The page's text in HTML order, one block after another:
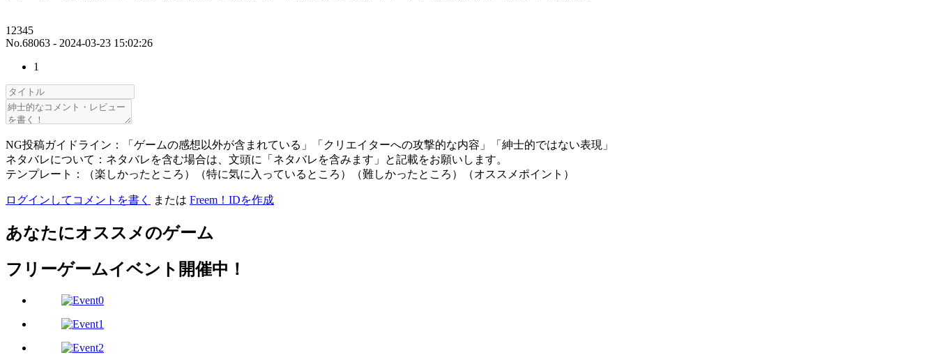
12345
No.68063 - 2024-03-23 15:02:26
1
NG投稿ガイドライン：「ゲームの感想以外が含まれている」「クリエイターへの攻撃的な内容」「紳士的ではない表現」
ネタバレについて：ネタバレを含む場合は、文頭に「ネタバレを含みます」と記載をお願いします。
テンプレート：（楽しかったところ）（特に気に入っているところ）（難しかったところ）（オススメポイント）
ログインしてコメントを書く または Freem！IDを作成
あなたにオススメのゲーム
フリーゲームイベント開催中！